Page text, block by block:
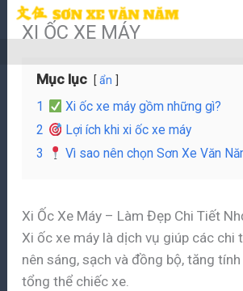
Nhảy
XI ỐC XE MÁY
Mục lục ẩn
1
Xi ốc xe máy gồm những gì?
2
Lợi ích khi xi ốc xe máy
3
Vì sao nên chọn Sơn Xe Văn
Xi Ốc Xe Máy – Làm Đẹp Chi Tiết
Xi ốc xe máy là dịch vụ giúp các chi
nên sáng, sạch và đồng bộ, tăng
tổng thể chiếc xe.